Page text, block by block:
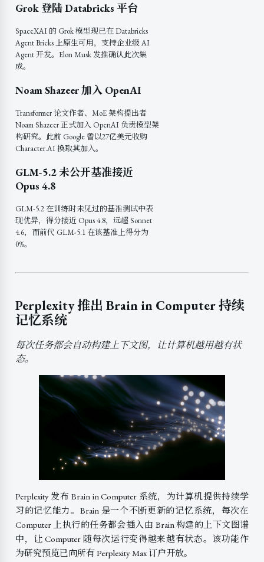
Grok 登陆 Databricks 平台
SpaceXAI 的 Grok 模型现已在 Databricks
Agent Bricks 上原生可用，支持企业级 AI
Agent 开发。Elon Musk 发推确认此次集
成。
Noam Shazeer 加入 OpenAI
Transformer 论文作者、MoE 架构提出者
Noam Shazeer 正式加入 OpenAI 负责模型架
构研究。此前 Google 曾以27亿美元收购
Character.AI 换取其加入。
GLM-5.2 未公开基准接近
Opus 4.8
GLM-5.2 在训练时未见过的基准测试中表
现优异，得分接近 Opus 4.8，远超 Sonnet
4.6，而前代 GLM-5.1 在该基准上得分为
0%。
Perplexity 推出 Brain in Computer 持续
记忆系统
每次任务都会自动构建上下文图，让计算机越用越有状
态。
Perplexity 发布 Brain in Computer 系统，为计算机提供持续学
习的记忆能力。Brain 是一个不断更新的记忆系统，每次在
Computer 上执行的任务都会插入由 Brain 构建的上下文图谱
中，让 Computer 随每次运行变得越来越有状态。该功能作
为研究预览已向所有 Perplexity Max 订户开放。